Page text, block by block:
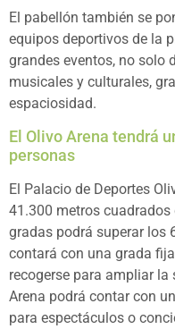
El pabellón también se
equipos deportivos de la
grandes eventos, no solo
musicales y culturales,
espaciosidad.
El Olivo Arena tendrá
personas
El Palacio de Deportes
41.300 metros
gradas podrá superar los
contará con una grada
recogerse para ampliar la
Arena podrá contar con
para espectáculos o